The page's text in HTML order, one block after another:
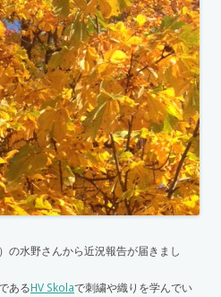
の水野さんから近況報告が届きまし
あるHV Skolaで刺繍や織りを学んでい